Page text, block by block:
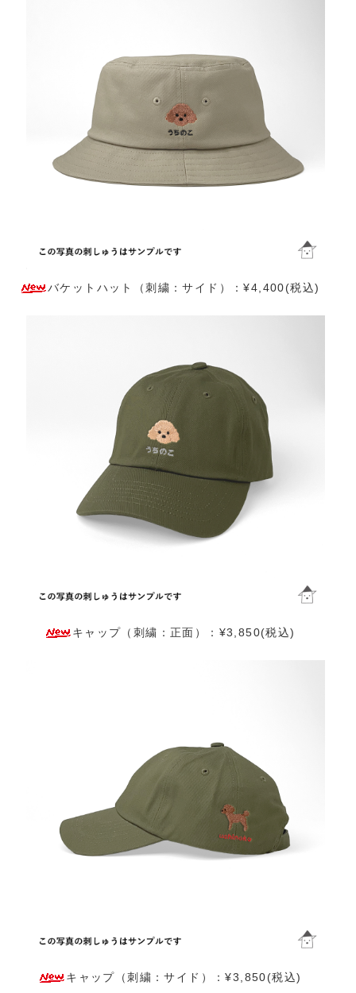
バケットハット（刺繍：サイド）：¥4,400(税込)
キャップ（刺繍：正面）：¥3,850(税込)
キャップ（刺繍：サイド）：¥3,850(税込)